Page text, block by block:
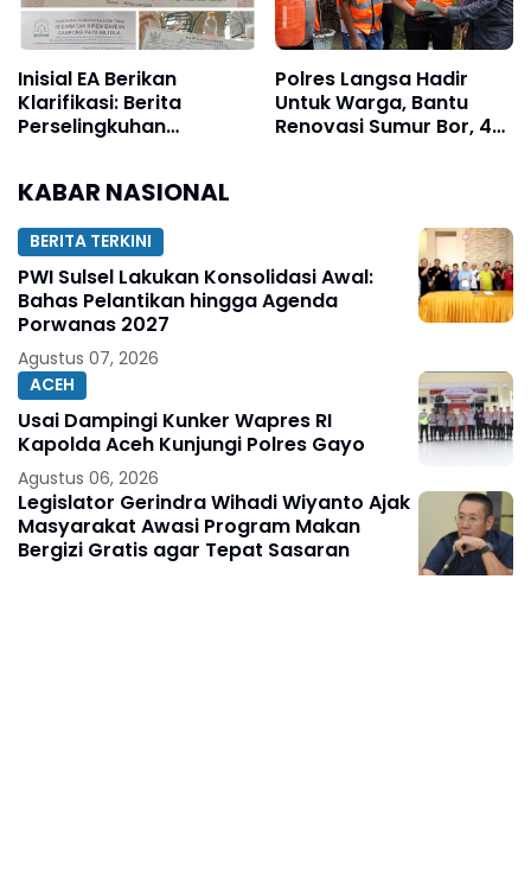
Inisial EA Berikan
Klarifikasi: Berita
Perselingkuhan
Narasumber Sesat
Polres Langsa Hadir
Untuk Warga, Bantu
Renovasi Sumur Bor, 40
KABAR NASIONAL
BERITA TERKINI
PWI Sulsel Lakukan Konsolidasi Awal:
Bahas Pelantikan hingga Agenda
Porwanas 2027
Agustus 07, 2026
ACEH
Usai Dampingi Kunker Wapres RI
Kapolda Aceh Kunjungi Polres Gayo
Agustus 06, 2026
Legislator Gerindra Wihadi Wiyanto Ajak
Masyarakat Awasi Program Makan
Bergizi Gratis agar Tepat Sasaran